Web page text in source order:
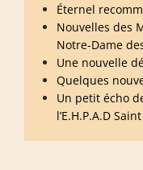
Éternel
Nouvelles des
Notre-Dame
Une nouvelle
Quelques
Un petit écho
l’E.H.P.A.D